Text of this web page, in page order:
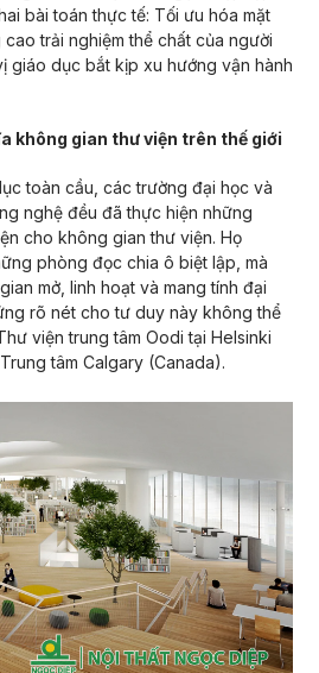
bài toán thực tế: Tối ưu hóa mặt
trải nghiệm thể chất của người
giáo dục bắt kịp xu hướng vận hành
không gian thư viện trên thế giới
toàn cầu, các trường đại học và
nghệ đều đã thực hiện những
cho không gian thư viện. Họ
phòng đọc chia ô biệt lập, mà
mở, linh hoạt và mang tính đại
rõ nét cho tư duy này không thể
viện trung tâm Oodi tại Helsinki
tâm Calgary (Canada).